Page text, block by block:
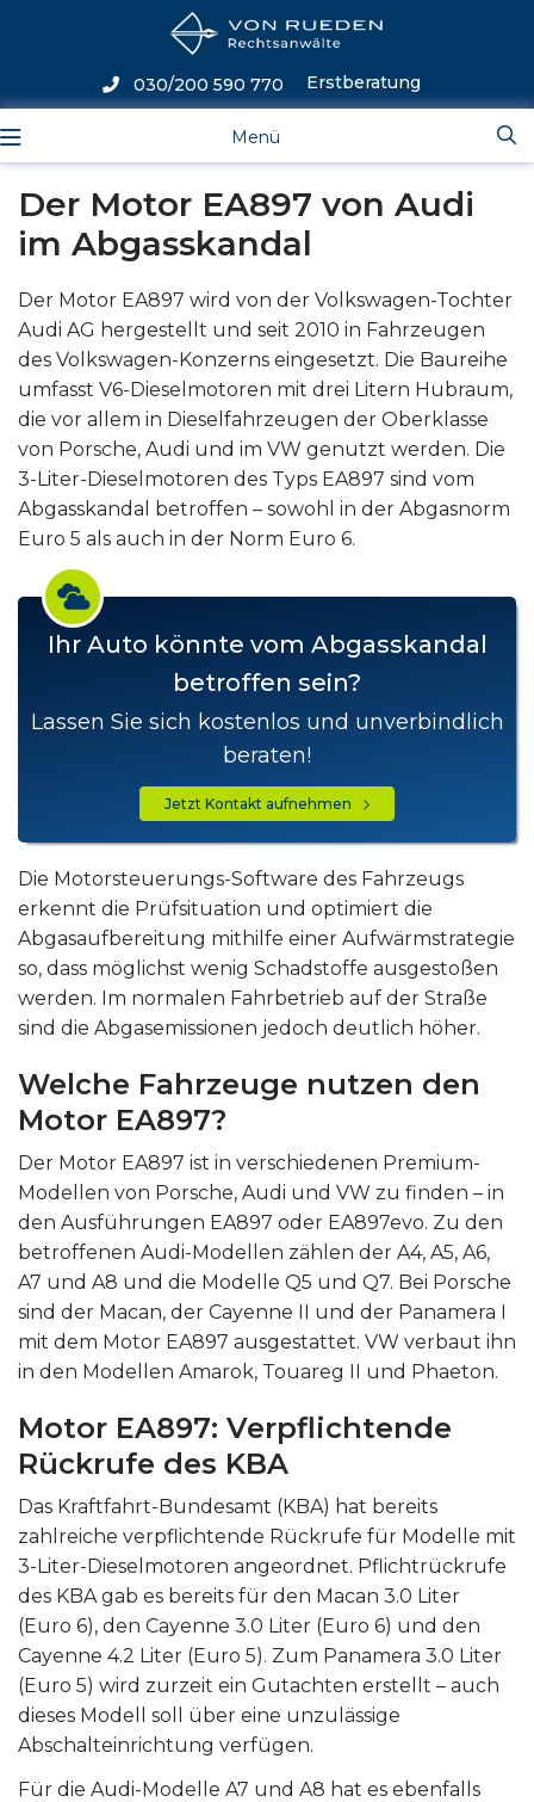
Menü
030/200 590 770 Erstberatung
Der Motor EA897 von Audi
im Abgasskandal
Der Motor EA897 wird von der Volkswagen-Tochter
Audi AG hergestellt und seit 2010 in Fahrzeugen
des Volkswagen-Konzerns eingesetzt. Die Baureihe
umfasst V6-Dieselmotoren mit drei Litern Hubraum,
die vor allem in Dieselfahrzeugen der Oberklasse
von Porsche, Audi und im VW genutzt werden. Die
3-Liter-Dieselmotoren des Typs EA897 sind vom
Abgasskandal betroffen – sowohl in der Abgasnorm
Euro 5 als auch in der Norm Euro 6.
Ihr Auto könnte vom Abgasskandal
betroffen sein?
Lassen Sie sich kostenlos und unverbindlich
beraten!
Jetzt Kontakt aufnehmen
Die Motorsteuerungs-Software des Fahrzeugs
erkennt die Prüfsituation und optimiert die
Abgasaufbereitung mithilfe einer Aufwärmstrategie
so, dass möglichst wenig Schadstoffe ausgestoßen
werden. Im normalen Fahrbetrieb auf der Straße
sind die Abgasemissionen jedoch deutlich höher.
Welche Fahrzeuge nutzen den
Motor EA897?
Der Motor EA897 ist in verschiedenen Premium-
Modellen von Porsche, Audi und VW zu finden – in
den Ausführungen EA897 oder EA897evo. Zu den
betroffenen Audi-Modellen zählen der A4, A5, A6,
A7 und A8 und die Modelle Q5 und Q7. Bei Porsche
sind der Macan, der Cayenne II und der Panamera I
mit dem Motor EA897 ausgestattet. VW verbaut ihn
in den Modellen Amarok, Touareg II und Phaeton.
Motor EA897: Verpflichtende
Rückrufe des KBA
Das Kraftfahrt-Bundesamt (KBA) hat bereits
zahlreiche verpflichtende Rückrufe für Modelle mit
3-Liter-Dieselmotoren angeordnet. Pflichtrückrufe
des KBA gab es bereits für den Macan 3.0 Liter
(Euro 6), den Cayenne 3.0 Liter (Euro 6) und den
Cayenne 4.2 Liter (Euro 5). Zum Panamera 3.0 Liter
(Euro 5) wird zurzeit ein Gutachten erstellt – auch
dieses Modell soll über eine unzulässige
Abschalteinrichtung verfügen.
Für die Audi-Modelle A7 und A8 hat es ebenfalls